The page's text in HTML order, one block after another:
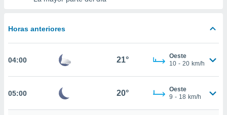
basada
permite
coste.
Horas anteriores
04:00 21°
Oeste
10 - 20 km/h
05:00 20°
Oeste
9 - 18 km/h